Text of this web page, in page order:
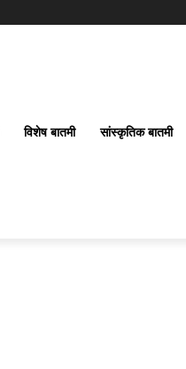
विशेष बातमी सांस्कृतिक बातमी